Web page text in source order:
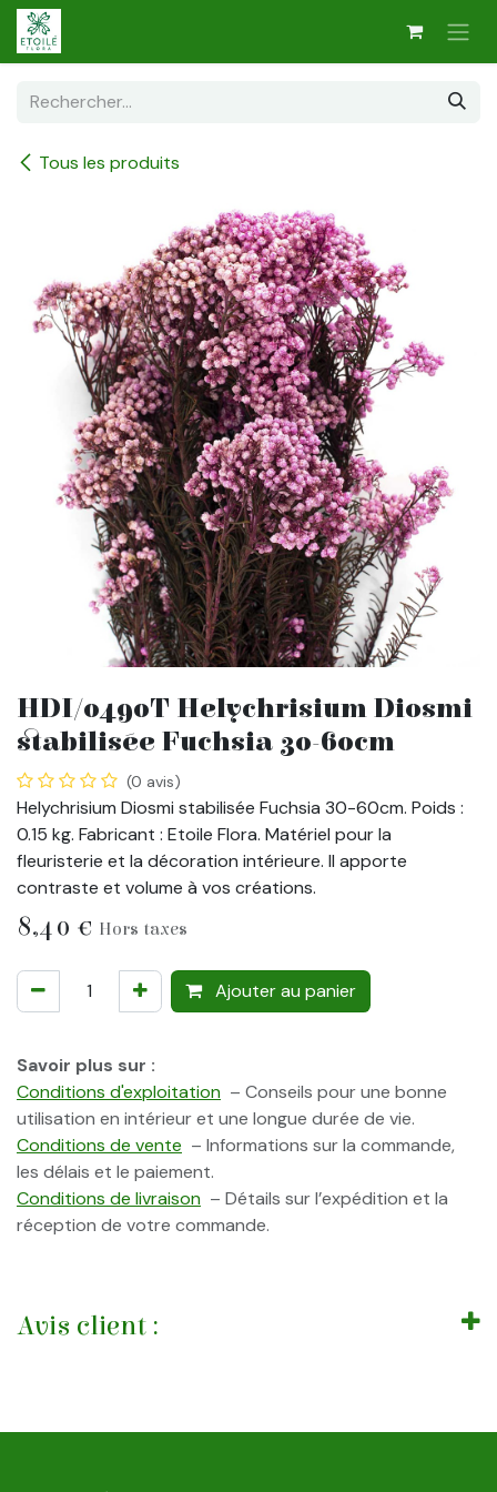
Se rendre au contenu
Tous les produits
HDI/0490T Helychrisium Diosmi
stabilisée Fuchsia 30-60cm
(0 avis)
Helychrisium Diosmi stabilisée Fuchsia 30-60cm. Poids :
0.15 kg. Fabricant : Etoile Flora. Matériel pour la
fleuristerie et la décoration intérieure. Il apporte
contraste et volume à vos créations.
8,40 € Hors taxes
Ajouter au panier
Savoir plus sur :
Conditions d'exploitation – Conseils pour une bonne
utilisation en intérieur et une longue durée de vie.
Conditions de vente – Informations sur la commande,
les délais et le paiement.
Conditions de livraison – Détails sur l’expédition et la
réception de votre commande.
Avis client :